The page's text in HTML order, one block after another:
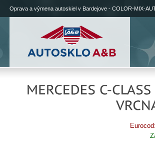
Oprava a výmena autoskiel v Bardejove - COLOR-MIX-